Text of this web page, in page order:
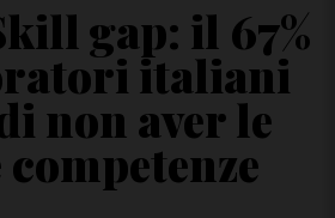
gap: il 67%
italiani
non aver le